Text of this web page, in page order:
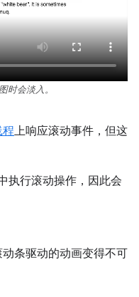
时会淡入。
程上响应滚动事件，但这
执行滚动操作，因此会
条驱动的动画变得不可